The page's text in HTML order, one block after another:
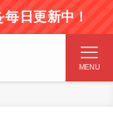
日更新中！
MENU